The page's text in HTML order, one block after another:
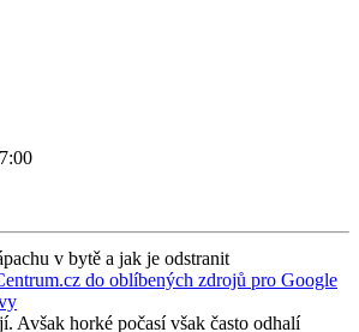
v bytě a jak je odstranit
do oblíbených zdrojů pro Google
Avšak horké počasí však často odhalí